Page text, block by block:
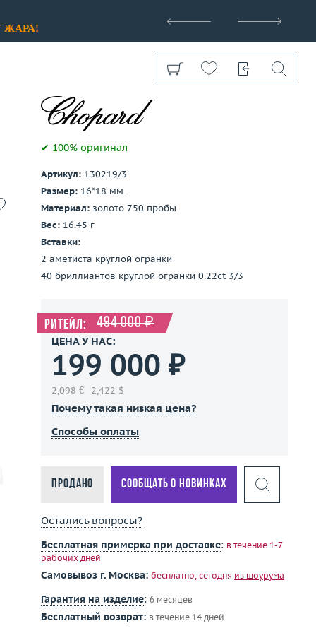
ЖАРА!
Показать все
✔ 100% оригинал
Артикул: 130219/3
Размер: 16*18 мм.
Материал: золото 750 пробы
Вес: 16.45 г
Вставки:
2 аметиста круглой огранки
40 бриллиантов круглой огранки 0.22ct 3/3
Ритейл: 494 000 ₽
ЦЕНА У НАС:
199 000 ₽
2,098 € 2,422 $
Почему такая низкая цена?
Способы оплаты
Продано Сообщать о новинках
Остались вопросы?
Бесплатная примерка при доставке: в течение 1-7
рабочих дней
Самовывоз г. Москва: бесплатно, сегодня из шоурума
Гарантия на изделие: 6 месяцев
Бесплатный возврат: в течение 14 дней